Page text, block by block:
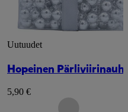
Uutuudet
Hopeinen
5,90 €